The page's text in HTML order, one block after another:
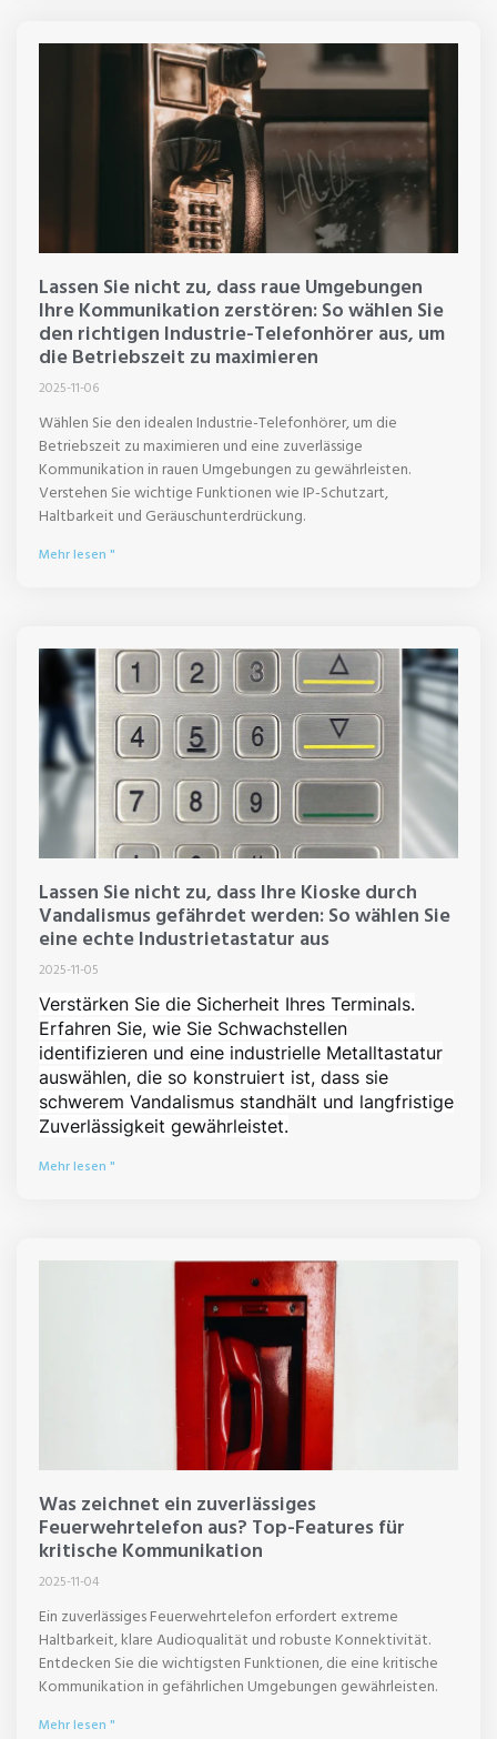
Lassen Sie nicht zu, dass raue Umgebungen
Ihre Kommunikation zerstören: So wählen Sie
den richtigen Industrie-Telefonhörer aus, um
die Betriebszeit zu maximieren
2025-11-06
Wählen Sie den idealen Industrie-Telefonhörer, um die
Betriebszeit zu maximieren und eine zuverlässige
Kommunikation in rauen Umgebungen zu gewährleisten.
Verstehen Sie wichtige Funktionen wie IP-Schutzart,
Haltbarkeit und Geräuschunterdrückung.
Mehr lesen "
Lassen Sie nicht zu, dass Ihre Kioske durch
Vandalismus gefährdet werden: So wählen Sie
eine echte Industrietastatur aus
2025-11-05
Verstärken Sie die Sicherheit Ihres Terminals.
Erfahren Sie, wie Sie Schwachstellen
identifizieren und eine industrielle Metalltastatur
auswählen, die so konstruiert ist, dass sie
schwerem Vandalismus standhält und langfristige
Zuverlässigkeit gewährleistet.
Mehr lesen "
Was zeichnet ein zuverlässiges
Feuerwehrtelefon aus? Top-Features für
kritische Kommunikation
2025-11-04
Ein zuverlässiges Feuerwehrtelefon erfordert extreme
Haltbarkeit, klare Audioqualität und robuste Konnektivität.
Entdecken Sie die wichtigsten Funktionen, die eine kritische
Kommunikation in gefährlichen Umgebungen gewährleisten.
Mehr lesen "